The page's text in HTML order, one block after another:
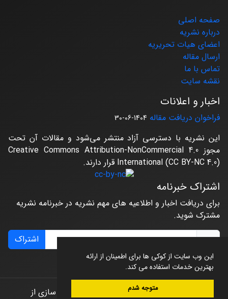
این وب سایت از کوکی ها برای اطمینان از ارائه
بهترین خدمات استفاده می کند.
متوجه شدم
صفحه اصلی
درباره نشریه
اعضای هیات تحریریه
ارسال مقاله
تماس با ما
نقشه سایت
اخبار و اعلانات
فراخوان دریافت مقاله 1404-06-30
این نشریه با دسترسی آزاد منتشر می‌شود و مقالات آن تحت
مجوز Creative Commons Attribution-NonCommercial 4.0
International (CC BY-NC 4.0) قرار دارند.
اشتراک خبرنامه
برای دریافت اخبار و اطلاعیه های مهم نشریه در خبرنامه نشریه
مشترک شوید.
اشتراک
© سامانه مدیریت نشریات علمی.
طراحی و پیاده سازی از